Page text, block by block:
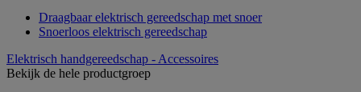
Draagbaar elektrisch gereedschap met snoer
Snoerloos elektrisch gereedschap
Elektrisch handgereedschap - Accessoires
Bekijk de hele productgroep